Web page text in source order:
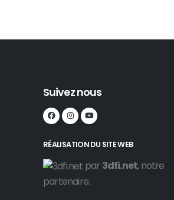
Suivez nous
RÉALISATION DU SITE WEB
par 3dfi.net, notre
partenaire.